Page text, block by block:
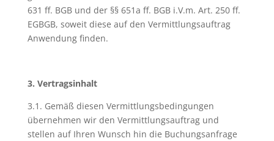
631 ff. BGB und der §§ 651a ff. BGB i.V.m. Art. 250 ff.
EGBGB, soweit diese auf den Vermittlungsauftrag
Anwendung finden.
3. Vertragsinhalt
3.1. Gemäß diesen Vermittlungsbedingungen
übernehmen wir den Vermittlungsauftrag und
stellen auf Ihren Wunsch hin die Buchungsanfrage